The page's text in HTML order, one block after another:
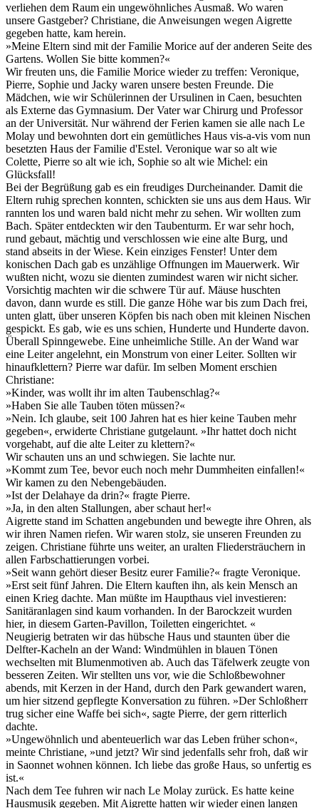
verliehen dem Raum ein ungewöhnliches Ausmaß. Wo waren
unsere Gastgeber? Christiane, die Anweisungen wegen Aigrette
gegeben hatte, kam herein.
»Meine Eltern sind mit der Familie Morice auf der anderen Seite des
Gartens. Wollen Sie bitte kommen?«
Wir freuten uns, die Familie Morice wieder zu treffen: Veronique,
Pierre, Sophie und Jacky waren unsere besten Freunde. Die
Mädchen, wie wir Schülerinnen der Ursulinen in Caen, besuchten
als Externe das Gymnasium. Der Vater war Chirurg und Professor
an der Universität. Nur während der Ferien kamen sie alle nach Le
Molay und bewohnten dort ein gemütliches Haus vis-a-vis vom nun
besetzten Haus der Familie d'Estel. Veronique war so alt wie
Colette, Pierre so alt wie ich, Sophie so alt wie Michel: ein
Glücksfall!
Bei der Begrüßung gab es ein freudiges Durcheinander. Damit die
Eltern ruhig sprechen konnten, schickten sie uns aus dem Haus. Wir
rannten los und waren bald nicht mehr zu sehen. Wir wollten zum
Bach. Später entdeckten wir den Taubenturm. Er war sehr hoch,
rund gebaut, mächtig und verschlossen wie eine alte Burg, und
stand abseits in der Wiese. Kein einziges Fenster! Unter dem
konischen Dach gab es unzählige Offnungen im Mauerwerk. Wir
wußten nicht, wozu sie dienten zumindest waren wir nicht sicher.
Vorsichtig machten wir die schwere Tür auf. Mäuse huschten
davon, dann wurde es still. Die ganze Höhe war bis zum Dach frei,
unten glatt, über unseren Köpfen bis nach oben mit kleinen Nischen
gespickt. Es gab, wie es uns schien, Hunderte und Hunderte davon.
Überall Spinngewebe. Eine unheimliche Stille. An der Wand war
eine Leiter angelehnt, ein Monstrum von einer Leiter. Sollten wir
hinaufklettern? Pierre war dafür. Im selben Moment erschien
Christiane:
»Kinder, was wollt ihr im alten Taubenschlag?«
»Haben Sie alle Tauben töten müssen?«
»Nein. Ich glaube, seit 100 Jahren hat es hier keine Tauben mehr
gegeben«, erwiderte Christiane gutgelaunt. »Ihr hattet doch nicht
vorgehabt, auf die alte Leiter zu klettern?«
Wir schauten uns an und schwiegen. Sie lachte nur.
»Kommt zum Tee, bevor euch noch mehr Dummheiten einfallen!«
Wir kamen zu den Nebengebäuden.
»Ist der Delahaye da drin?« fragte Pierre.
»Ja, in den alten Stallungen, aber schaut her!«
Aigrette stand im Schatten angebunden und bewegte ihre Ohren, als
wir ihren Namen riefen. Wir waren stolz, sie unseren Freunden zu
zeigen. Christiane führte uns weiter, an uralten Fliedersträuchern in
allen Farbschattierungen vorbei.
»Seit wann gehört dieser Besitz eurer Familie?« fragte Veronique.
»Erst seit fünf Jahren. Die Eltern kauften ihn, als kein Mensch an
einen Krieg dachte. Man müßte im Haupthaus viel investieren:
Sanitäranlagen sind kaum vorhanden. In der Barockzeit wurden
hier, in diesem Garten-Pavillon, Toiletten eingerichtet. «
Neugierig betraten wir das hübsche Haus und staunten über die
Delfter-Kacheln an der Wand: Windmühlen in blauen Tönen
wechselten mit Blumenmotiven ab. Auch das Täfelwerk zeugte von
besseren Zeiten. Wir stellten uns vor, wie die Schloßbewohner
abends, mit Kerzen in der Hand, durch den Park gewandert waren,
um hier sitzend gepflegte Konversation zu führen. »Der Schloßherr
trug sicher eine Waffe bei sich«, sagte Pierre, der gern ritterlich
dachte.
»Ungewöhnlich und abenteuerlich war das Leben früher schon«,
meinte Christiane, »und jetzt? Wir sind jedenfalls sehr froh, daß wir
in Saonnet wohnen können. Ich liebe das große Haus, so unfertig es
ist.«
Nach dem Tee fuhren wir nach Le Molay zurück. Es hatte keine
Hausmusik gegeben. Mit Aigrette hatten wir wieder einen langen